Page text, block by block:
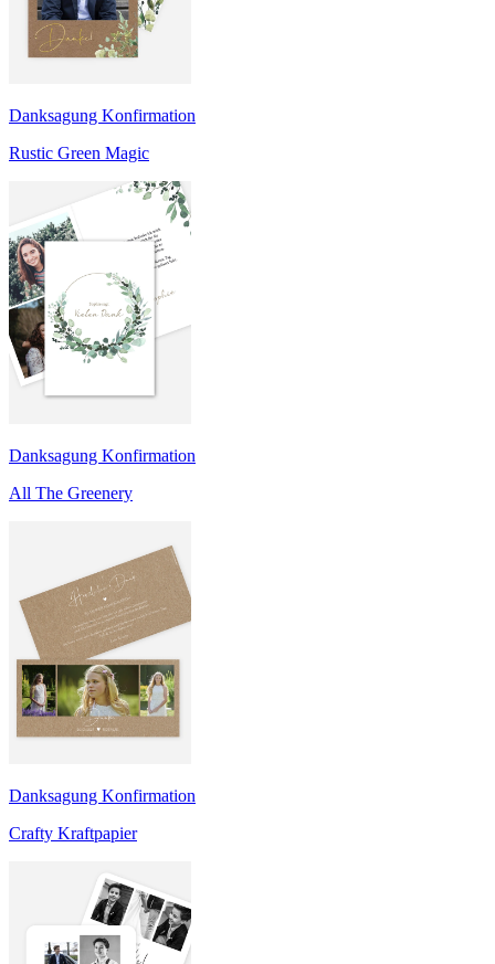
Danksagung Konfirmation
Rustic Green Magic
Danksagung Konfirmation
All The Greenery
Danksagung Konfirmation
Crafty Kraftpapier